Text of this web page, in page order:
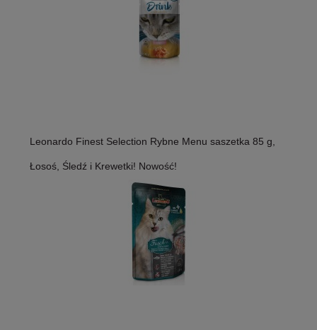
Leonardo Finest Selection Rybne Menu saszetka 85 g,
Łosoś, Śledź i Krewetki! Nowość!